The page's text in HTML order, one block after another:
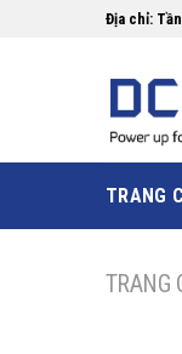
Địa chỉ:
TRANG
TRANG